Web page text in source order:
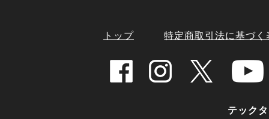
トップ 特定商取引法に基づく
テック